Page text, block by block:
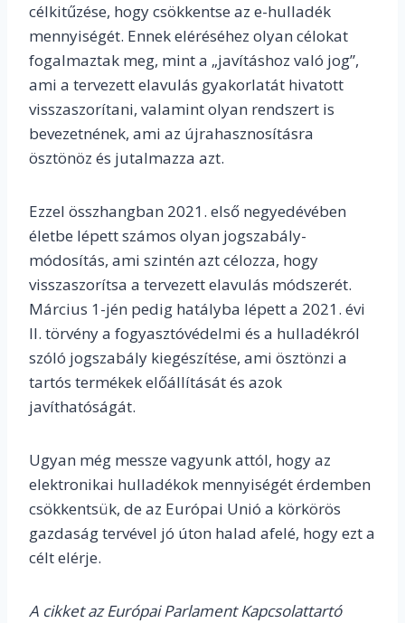
célkitűzése, hogy csökkentse az e-hulladék
mennyiségét. Ennek eléréséhez olyan célokat
fogalmaztak meg, mint a „javításhoz való jog”,
ami a tervezett elavulás gyakorlatát hivatott
visszaszorítani, valamint olyan rendszert is
bevezetnének, ami az újrahasznosításra
ösztönöz és jutalmazza azt.
Ezzel összhangban 2021. első negyedévében
életbe lépett számos olyan jogszabály-
módosítás, ami szintén azt célozza, hogy
visszaszorítsa a tervezett elavulás módszerét.
Március 1-jén pedig hatályba lépett a 2021. évi
II. törvény a fogyasztóvédelmi és a hulladékról
szóló jogszabály kiegészítése, ami ösztönzi a
tartós termékek előállítását és azok
javíthatóságát.
Ugyan még messze vagyunk attól, hogy az
elektronikai hulladékok mennyiségét érdemben
csökkentsük, de az Európai Unió a körkörös
gazdaság tervével jó úton halad afelé, hogy ezt a
célt elérje.
A cikket az Európai Parlament Kapcsolattartó